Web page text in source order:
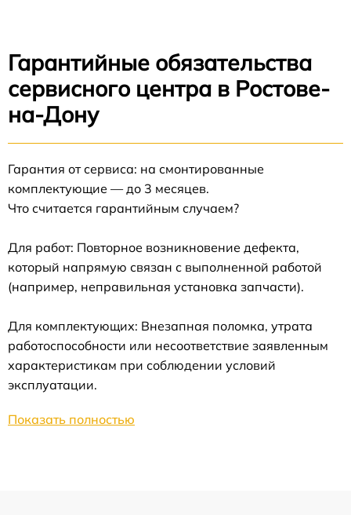
Гарантийные обязательства
сервисного центра в Ростове-
на-Дону
Гарантия от сервиса: на смонтированные
комплектующие — до 3 месяцев.
Что считается гарантийным случаем?
Для работ: Повторное возникновение дефекта,
который напрямую связан с выполненной работой
(например, неправильная установка запчасти).
Для комплектующих: Внезапная поломка, утрата
работоспособности или несоответствие заявленным
характеристикам при соблюдении условий
эксплуатации.
Показать полностью